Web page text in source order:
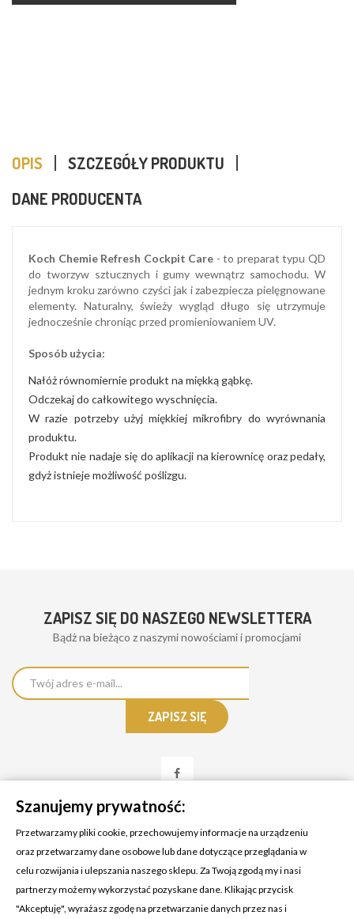
OPIS
SZCZEGÓŁY PRODUKTU
DANE PRODUCENTA
Koch Chemie Refresh Cockpit Care - to preparat typu QD
do tworzyw sztucznych i gumy wewnątrz samochodu. W
jednym kroku zarówno czyści jak i zabezpiecza pielęgnowane
elementy. Naturalny, świeży wygląd długo się utrzymuje
jednocześnie chroniąc przed promieniowaniem UV.
Sposób użycia:
Nałóż równomiernie produkt na miękką gąbkę.
Odczekaj do całkowitego wyschnięcia.
W razie potrzeby użyj miękkiej mikrofibry do wyrównania
produktu.
Produkt nie nadaje się do aplikacji na kierownicę oraz pedały,
gdyż istnieje możliwość poślizgu.
ZAPISZ SIĘ DO NASZEGO NEWSLETTERA
Bądż na bieżąco z naszymi nowościami i promocjami
KONTAKT Z NAMI
Adres:
Cosmetic4car
Szanujemy prywatność:
Przetwarzamy pliki cookie, przechowujemy informacje na urządzeniu
oraz przetwarzamy dane osobowe lub dane dotyczące przeglądania w
celu rozwijania i ulepszania naszego sklepu. Za Twoją zgodą my i nasi
partnerzy możemy wykorzystać pozyskane dane. Klikając przycisk
"Akceptuję", wyrażasz zgodę na przetwarzanie danych przez nas i